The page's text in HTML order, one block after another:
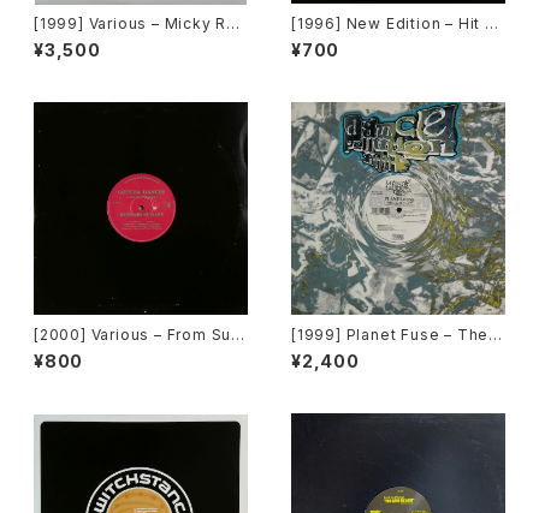
[1999] Various – Micky Rec
ord Vol. 49 [Micky Record
s Inc.][PROMO]
¥3,500
[1996] New Edition – Hit M
e Off [MCA Records][PRO
MO]
¥700
[2000] Various – From Sup
er Dance Freak Vol. 83 / B
ack To The "Disco" ~私もD
¥800
[1999] Planet Fuse – The R
eal Face [Dance Pollution]
¥2,400